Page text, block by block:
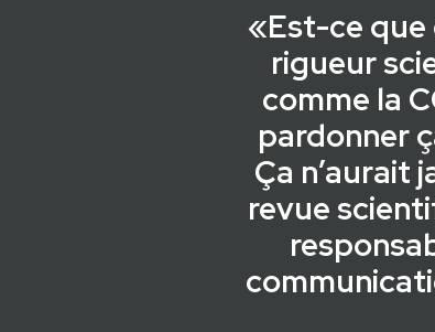
«Est-ce que
rigueur
comme la
pardonner
Ça n’aurait
revue